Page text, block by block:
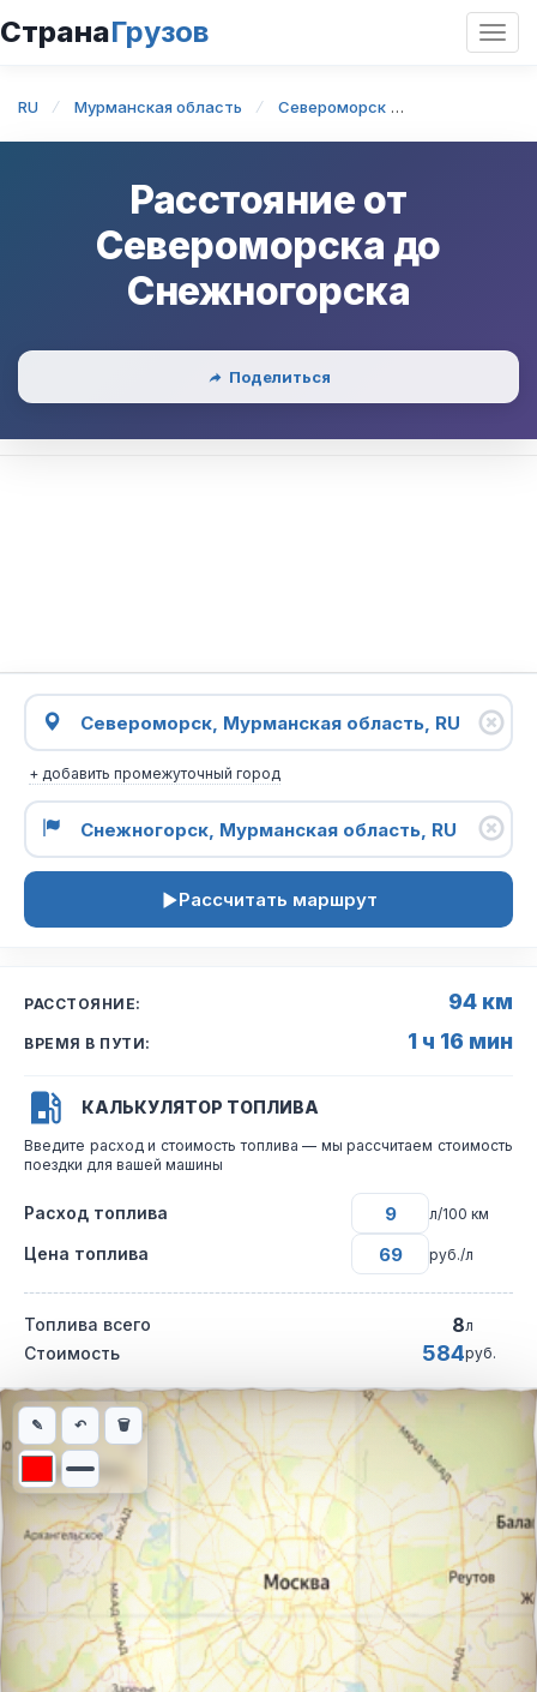
СтранаГрузов
RU Мурманская область Североморск
Расстояние от
Североморска до
Снежногорска
Поделиться
+ добавить промежуточный город
Рассчитать маршрут
РАССТОЯНИЕ: 94 км
ВРЕМЯ В ПУТИ: 1 ч 16 мин
КАЛЬКУЛЯТОР ТОПЛИВА
Введите расход и стоимость топлива — мы рассчитаем стоимость
поездки для вашей машины
Расход топлива л/100 км
Цена топлива руб./л
Топлива всего 8л
Стоимость 584руб.
Интерактивная карта автомобильного маршрута из города
✎ ↶ 🗑